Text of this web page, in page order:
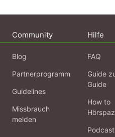
Community
Blog
Partnerprogramm
Guidelines
Missbrauch
melden
Hilfe
FAQ
Guide
Guide
How to